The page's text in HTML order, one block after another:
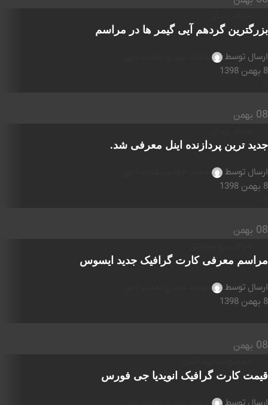
بزرگترین گردهم آیی گیمر ها در مراسم
ارسال توسط
8 بهمن 1398
08 بهمن
جدید ترین پردازنده اینل معرفی شد.
ارسال توسط
8 بهمن 1398
08 بهمن
مراسم معرفی کارت گرافیک جدید ایسوس
ارسال توسط
8 بهمن 1398
08 بهمن
قیمت کارت گرافیک انویدیا جی فورس